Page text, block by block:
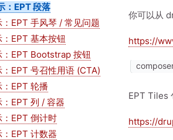
：EPT 段落
：EPT 手风琴 / 常见问题
EPT 基本按钮
：EPT Bootstrap 按钮
：EPT 号召性用语 (CTA)
：EPT 轮播
：EPT 列 / 容器
：EPT 倒计时
：EPT 计数器
你可以从
https://
EPT Tiles
https://